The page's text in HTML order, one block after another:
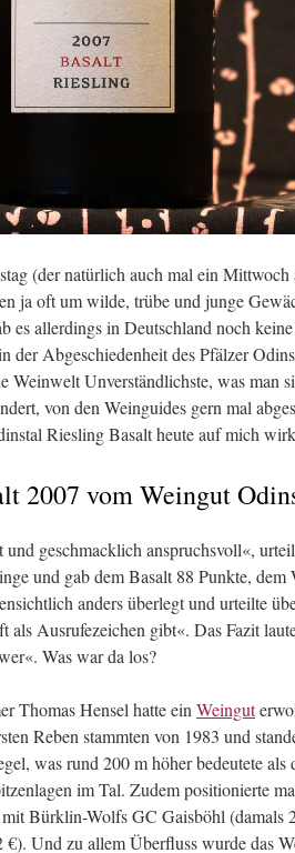
(der natürlich auch mal ein
ja oft um wilde, trübe und junge
es allerdings in Deutschland noch
der Abgeschiedenheit des Pfälzer
Weinwelt Unverständlichste, was man
von den Weinguides gern mal
Riesling Basalt heute auf mich
2007 vom Weingut
geschmacklich anspruchsvoll«,
und gab dem Basalt 88 Punkte,
anders überlegt und urteilte
als Ausrufezeichen gibt«. Das Fazit
Was war da los?
Thomas Hensel hatte ein Weingut
Reben stammten von 1983 und
was rund 200 m höher bedeutete
im Tal. Zudem positionierte
Bürklin-Wolfs GC Gaisböhl (damals
Und zu allem Überfluss wurde das